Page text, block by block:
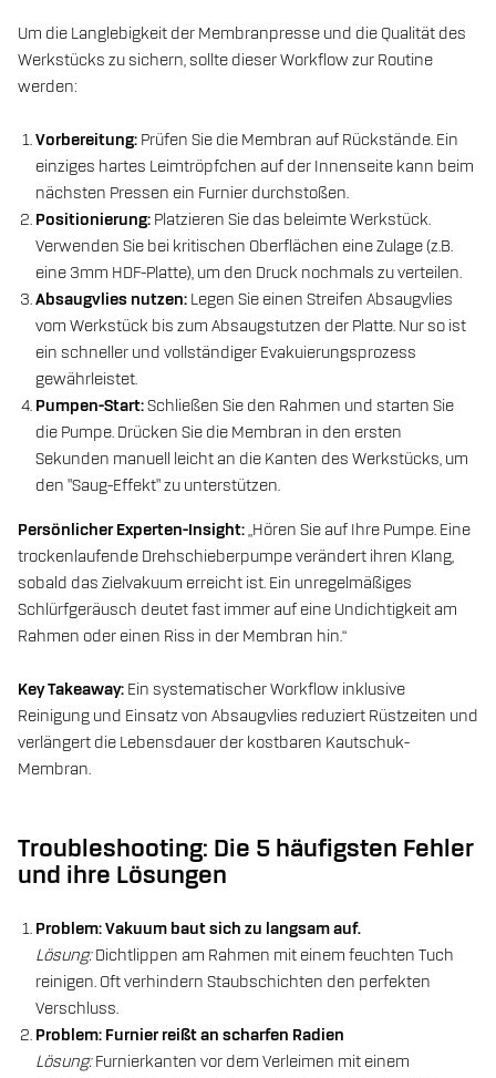
Um die Langlebigkeit der Membranpresse und die Qualität des
Werkstücks zu sichern, sollte dieser Workflow zur Routine
werden:
Vorbereitung: Prüfen Sie die Membran auf Rückstände. Ein
einziges hartes Leimtröpfchen auf der Innenseite kann beim
nächsten Pressen ein Furnier durchstoßen.
Positionierung: Platzieren Sie das beleimte Werkstück.
Verwenden Sie bei kritischen Oberflächen eine Zulage (z.B.
eine 3mm HDF-Platte), um den Druck nochmals zu verteilen.
Absaugvlies nutzen: Legen Sie einen Streifen Absaugvlies
vom Werkstück bis zum Absaugstutzen der Platte. Nur so ist
ein schneller und vollständiger Evakuierungsprozess
gewährleistet.
Pumpen-Start:Schließen Sie den Rahmen und starten Sie
die Pumpe. Drücken Sie die Membran in den ersten
Sekunden manuell leicht an die Kanten des Werkstücks, um
den "Saug-Effekt" zu unterstützen.
Persönlicher Experten-Insight:„Hören Sie auf Ihre Pumpe. Eine
trockenlaufende Drehschieberpumpe verändert ihren Klang,
sobald das Zielvakuum erreicht ist. Ein unregelmäßiges
Schlürfgeräusch deutet fast immer auf eine Undichtigkeit am
Rahmen oder einen Riss in der Membran hin.“
Key Takeaway: Ein systematischer Workflow inklusive
Reinigung und Einsatz von Absaugvlies reduziert Rüstzeiten und
verlängert die Lebensdauer der kostbaren Kautschuk-
Membran.
Troubleshooting: Die 5 häufigsten Fehler
und ihre Lösungen
Problem: Vakuum baut sich zu langsam auf.
Lösung:Dichtlippen am Rahmen mit einem feuchten Tuch
reinigen. Oft verhindern Staubschichten den perfekten
Verschluss.
Problem: Furnier reißt an scharfen Radien
Lösung:Furnierkanten vor dem Verleimen mit einem